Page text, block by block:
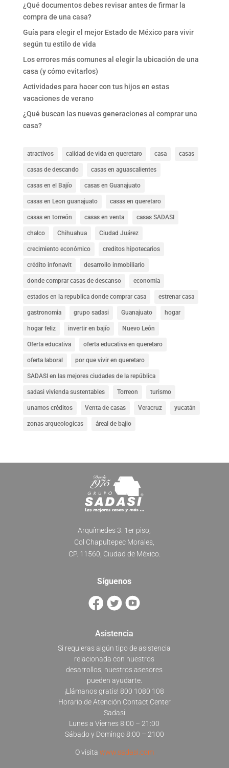
¿Qué documentos debes revisar antes de firmar la
compra de una casa?
Guía para elegir el mejor Estado de México para vivir
según tu estilo de vida
Los errores más comunes al elegir la ubicación de una
casa (y cómo evitarlos)
Actividades para hacer con tus hijos en estas
vacaciones de verano
¿Qué buscan las nuevas generaciones al comprar una
casa?
atractivos calidad de vida en queretaro casa casas
casas de descando casas en aguascalientes
casas en el Bajío casas en Guanajuato
casas en Leon guanajuato casas en queretaro
casas en torreón casas en venta casas SADASI
chalco Chihuahua Ciudad Juárez
crecimiento económico creditos hipotecarios
crédito infonavit desarrollo inmobiliario
donde comprar casas de descanso economia
estados en la republica donde comprar casa estrenar casa
gastronomia grupo sadasi Guanajuato hogar
hogar feliz invertir en bajío Nuevo León
Oferta educativa oferta educativa en queretaro
oferta laboral por que vivir en queretaro
SADASI en las mejores ciudades de la república
sadasi vivienda sustentables Torreon turismo
unamos créditos Venta de casas Veracruz yucatán
zonas arqueologicas áreal de bajio
Arquímedes 3. 1er piso,
Col Chapultepec Morales,
CP. 11560, Ciudad de México.
Síguenos
Asistencia
Si requieras algún tipo de asistencia
relacionada con nuestros
desarrollos, nuestros asesores
pueden ayudarte.
¡Llámanos gratis! 800 1080 108
Horario de Atención Contact Center
Sadasi
Lunes a Viernes 8:00 – 21:00
Sábado y Domingo 8:00 – 2100
O visita www.sadasi.com